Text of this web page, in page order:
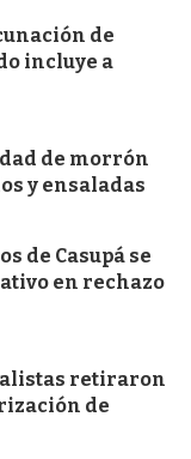
de
incluye a
de morrón
y ensaladas
de Casupá se
en rechazo
retiraron
de